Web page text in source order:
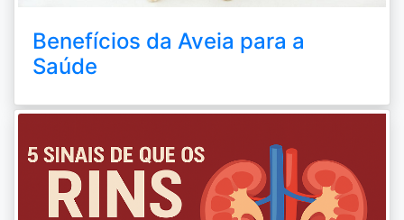
Benefícios da Aveia para a
Saúde